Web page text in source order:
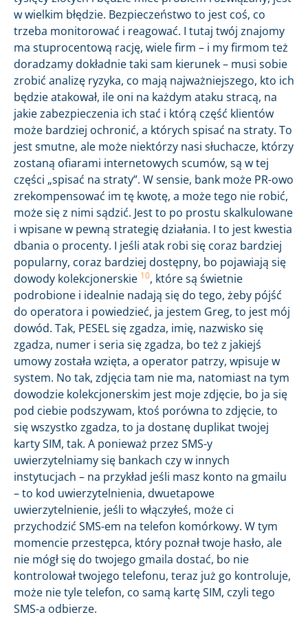
w wielkim błędzie. Bezpieczeństwo to jest coś, co
trzeba monitorować i reagować. I tutaj twój znajomy
ma stuprocentową rację, wiele firm – i my firmom też
doradzamy dokładnie taki sam kierunek – musi sobie
zrobić analizę ryzyka, co mają najważniejszego, kto ich
będzie atakował, ile oni na każdym ataku stracą, na
jakie zabezpieczenia ich stać i którą część klientów
może bardziej ochronić, a których spisać na straty. To
jest smutne, ale może niektórzy nasi słuchacze, którzy
zostaną ofiarami internetowych scumów, są w tej
części „spisać na straty”. W sensie, bank może PR-owo
zrekompensować im tę kwotę, a może tego nie robić,
może się z nimi sądzić. Jest to po prostu skalkulowane
i wpisane w pewną strategię działania. I to jest kwestia
dbania o procenty. I jeśli atak robi się coraz bardziej
popularny, coraz bardziej dostępny, bo pojawiają się
dowody kolekcjonerskie 10, które są świetnie
podrobione i idealnie nadają się do tego, żeby pójść
do operatora i powiedzieć, ja jestem Greg, to jest mój
dowód. Tak, PESEL się zgadza, imię, nazwisko się
zgadza, numer i seria się zgadza, bo też z jakiejś
umowy została wzięta, a operator patrzy, wpisuje w
system. No tak, zdjęcia tam nie ma, natomiast na tym
dowodzie kolekcjonerskim jest moje zdjęcie, bo ja się
pod ciebie podszywam, ktoś porówna to zdjęcie, to
się wszystko zgadza, to ja dostanę duplikat twojej
karty SIM, tak. A ponieważ przez SMS-y
uwierzytelniamy się bankach czy w innych
instytucjach – na przykład jeśli masz konto na gmailu
– to kod uwierzytelnienia, dwuetapowe
uwierzytelnienie, jeśli to włączyłeś, może ci
przychodzić SMS-em na telefon komórkowy. W tym
momencie przestępca, który poznał twoje hasło, ale
nie mógł się do twojego gmaila dostać, bo nie
kontrolował twojego telefonu, teraz już go kontroluje,
może nie tyle telefon, co samą kartę SIM, czyli tego
SMS-a odbierze.